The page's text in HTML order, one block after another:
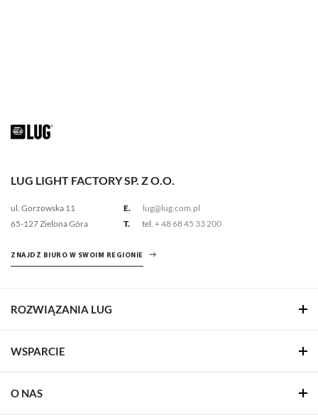
LUG LIGHT FACTORY SP. Z O.O.
ul. Gorzowska 11
65-127 Zielona Góra
E.
lug@lug.com.pl
T.
tel. + 48 68 45 33 200
ZNAJDŹ BIURO W SWOIM REGIONIE
ROZWIĄZANIA LUG
WSPARCIE
O NAS